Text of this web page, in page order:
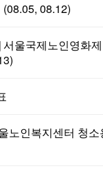
08.12)
울국제노인영화
노인복지센터 청소